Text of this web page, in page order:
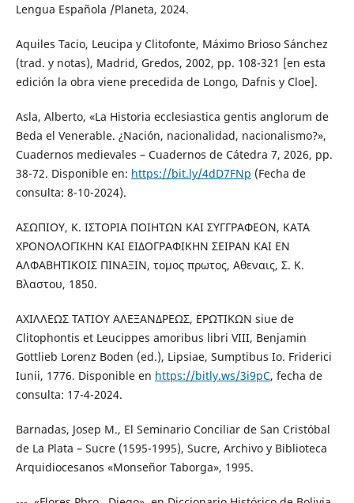
Lengua Española /Planeta, 2024.
Aquiles Tacio, Leucipa y Clitofonte, Máximo Brioso Sánchez
(trad. y notas), Madrid, Gredos, 2002, pp. 108-321 [en esta
edición la obra viene precedida de Longo, Dafnis y Cloe].
Asla, Alberto, «La Historia ecclesiastica gentis anglorum de
Beda el Venerable. ¿Nación, nacionalidad, nacionalismo?»,
Cuadernos medievales – Cuadernos de Cátedra 7, 2026, pp.
38-72. Disponible en: https://bit.ly/4dD7FNp (Fecha de
consulta: 8-10-2024).
ΑΣΩΠΙΟΥ, Κ. ΙΣΤΟΡΙΑ ΠΟΙΗΤΩΝ ΚΑΙ ΣΥΓΓΡΑΦΕΟΝ, ΚΑΤΑ
ΧΡΟΝΟΛΟΓΙΚΗΝ ΚΑΙ ΕΙΔΟΓΡΑΦΙΚΗΝ ΣΕΙΡΑΝ ΚΑΙ ΕΝ
ΑΛΦΑΒΗΤΙΚΟΙΣ ΠΙΝΑΞΙΝ, τομος πρωτος, Αθεναις, Σ. Κ.
Βλαστου, 1850.
ΑΧΙΛΛΕΩΣ ΤΑΤΙΟΥ ΑΛΕΞΑΝΔΡΕΩΣ, ΕΡΩΤΙΚΩΝ siue de
Clitophontis et Leucippes amoribus libri VIII, Benjamin
Gottlieb Lorenz Boden (ed.), Lipsiae, Sumptibus Io. Friderici
Iunii, 1776. Disponible en https://bitly.ws/3i9pC, fecha de
consulta: 17-4-2024.
Barnadas, Josep M., El Seminario Conciliar de San Cristóbal
de La Plata – Sucre (1595-1995), Sucre, Archivo y Biblioteca
Arquidiocesanos «Monseñor Taborga», 1995.